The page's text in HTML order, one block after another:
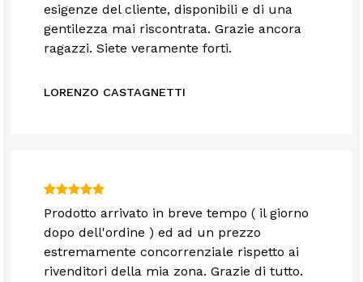
esigenze del cliente, disponibili e di una
gentilezza mai riscontrata. Grazie ancora
ragazzi. Siete veramente forti.
LORENZO CASTAGNETTI
Prodotto arrivato in breve tempo ( il giorno
dopo dell'ordine ) ed ad un prezzo
estremamente concorrenziale rispetto ai
rivenditori della mia zona. Grazie di tutto.